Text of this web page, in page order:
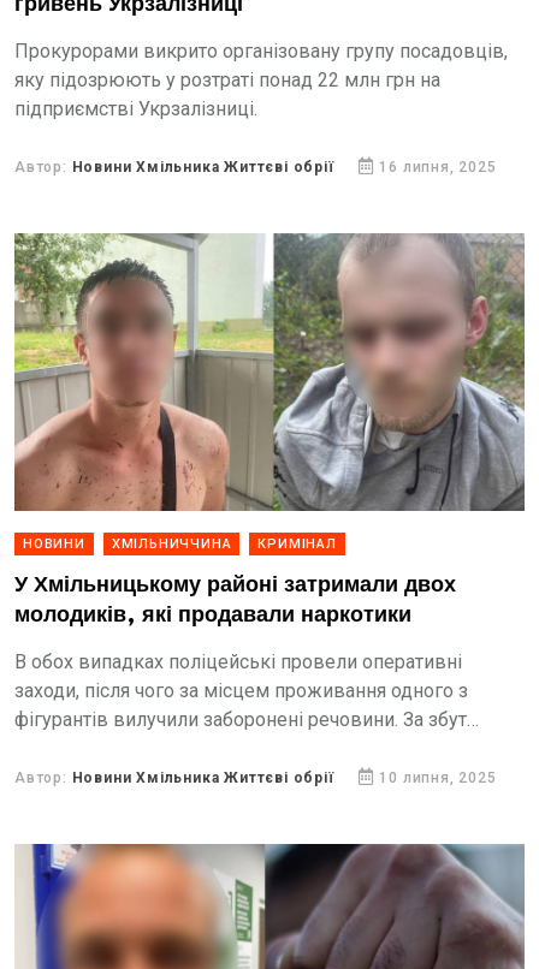
Прокурорами викрито організовану групу посадовців,
яку підозрюють у розтраті понад 22 млн грн на
підприємстві Укрзалізниці.
Автор: Новини Хмільника Життєві обрії 16 липня, 2025
НОВИНИ ХМІЛЬНИЧЧИНА КРИМІНАЛ
У Хмільницькому районі затримали двох
молодиків, які продавали наркотики
В обох випадках поліцейські провели оперативні
заходи, після чого за місцем проживання одного з
фігурантів вилучили заборонені речовини. За збут
позбавлення волі
Автор: Новини Хмільника Життєві обрії 10 липня, 2025